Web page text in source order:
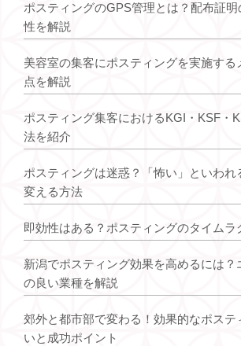
ポスティングのGPS管理とは？配布証
性を解説
美容室の集客にポスティングを実施する
点を解説
ポスティング集客におけるKGI・KSF・
法を紹介
ポスティングは迷惑？「怖い」といわれ
変える方法
即効性はある？ポスティングのタイムラ
新潟でポスティング効果を高めるには？
の良い業種を解説
郊外と都市部で変わる！効果的なポステ
いと成功ポイント